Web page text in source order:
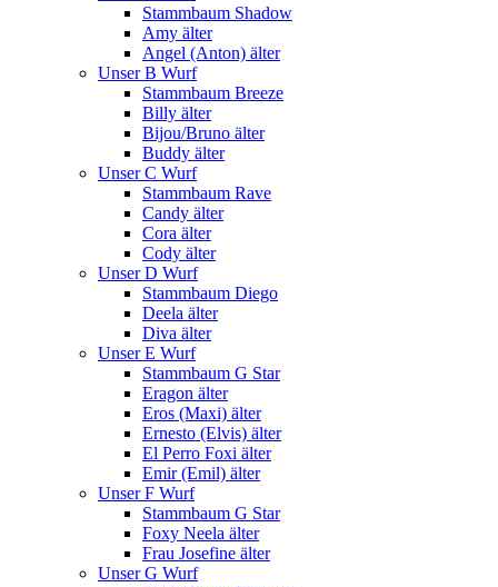
Stammbaum Shadow
Amy älter
Angel (Anton) älter
Unser B Wurf
Stammbaum Breeze
Billy älter
Bijou/Bruno älter
Buddy älter
Unser C Wurf
Stammbaum Rave
Candy älter
Cora älter
Cody älter
Unser D Wurf
Stammbaum Diego
Deela älter
Diva älter
Unser E Wurf
Stammbaum G Star
Eragon älter
Eros (Maxi) älter
Ernesto (Elvis) älter
El Perro Foxi älter
Emir (Emil) älter
Unser F Wurf
Stammbaum G Star
Foxy Neela älter
Frau Josefine älter
Unser G Wurf